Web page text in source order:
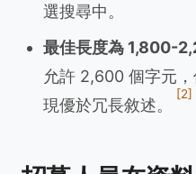
選搜尋中。
最佳長度為 1,800-
允許 2,600 個字元
現優於冗長敘述。
[2]